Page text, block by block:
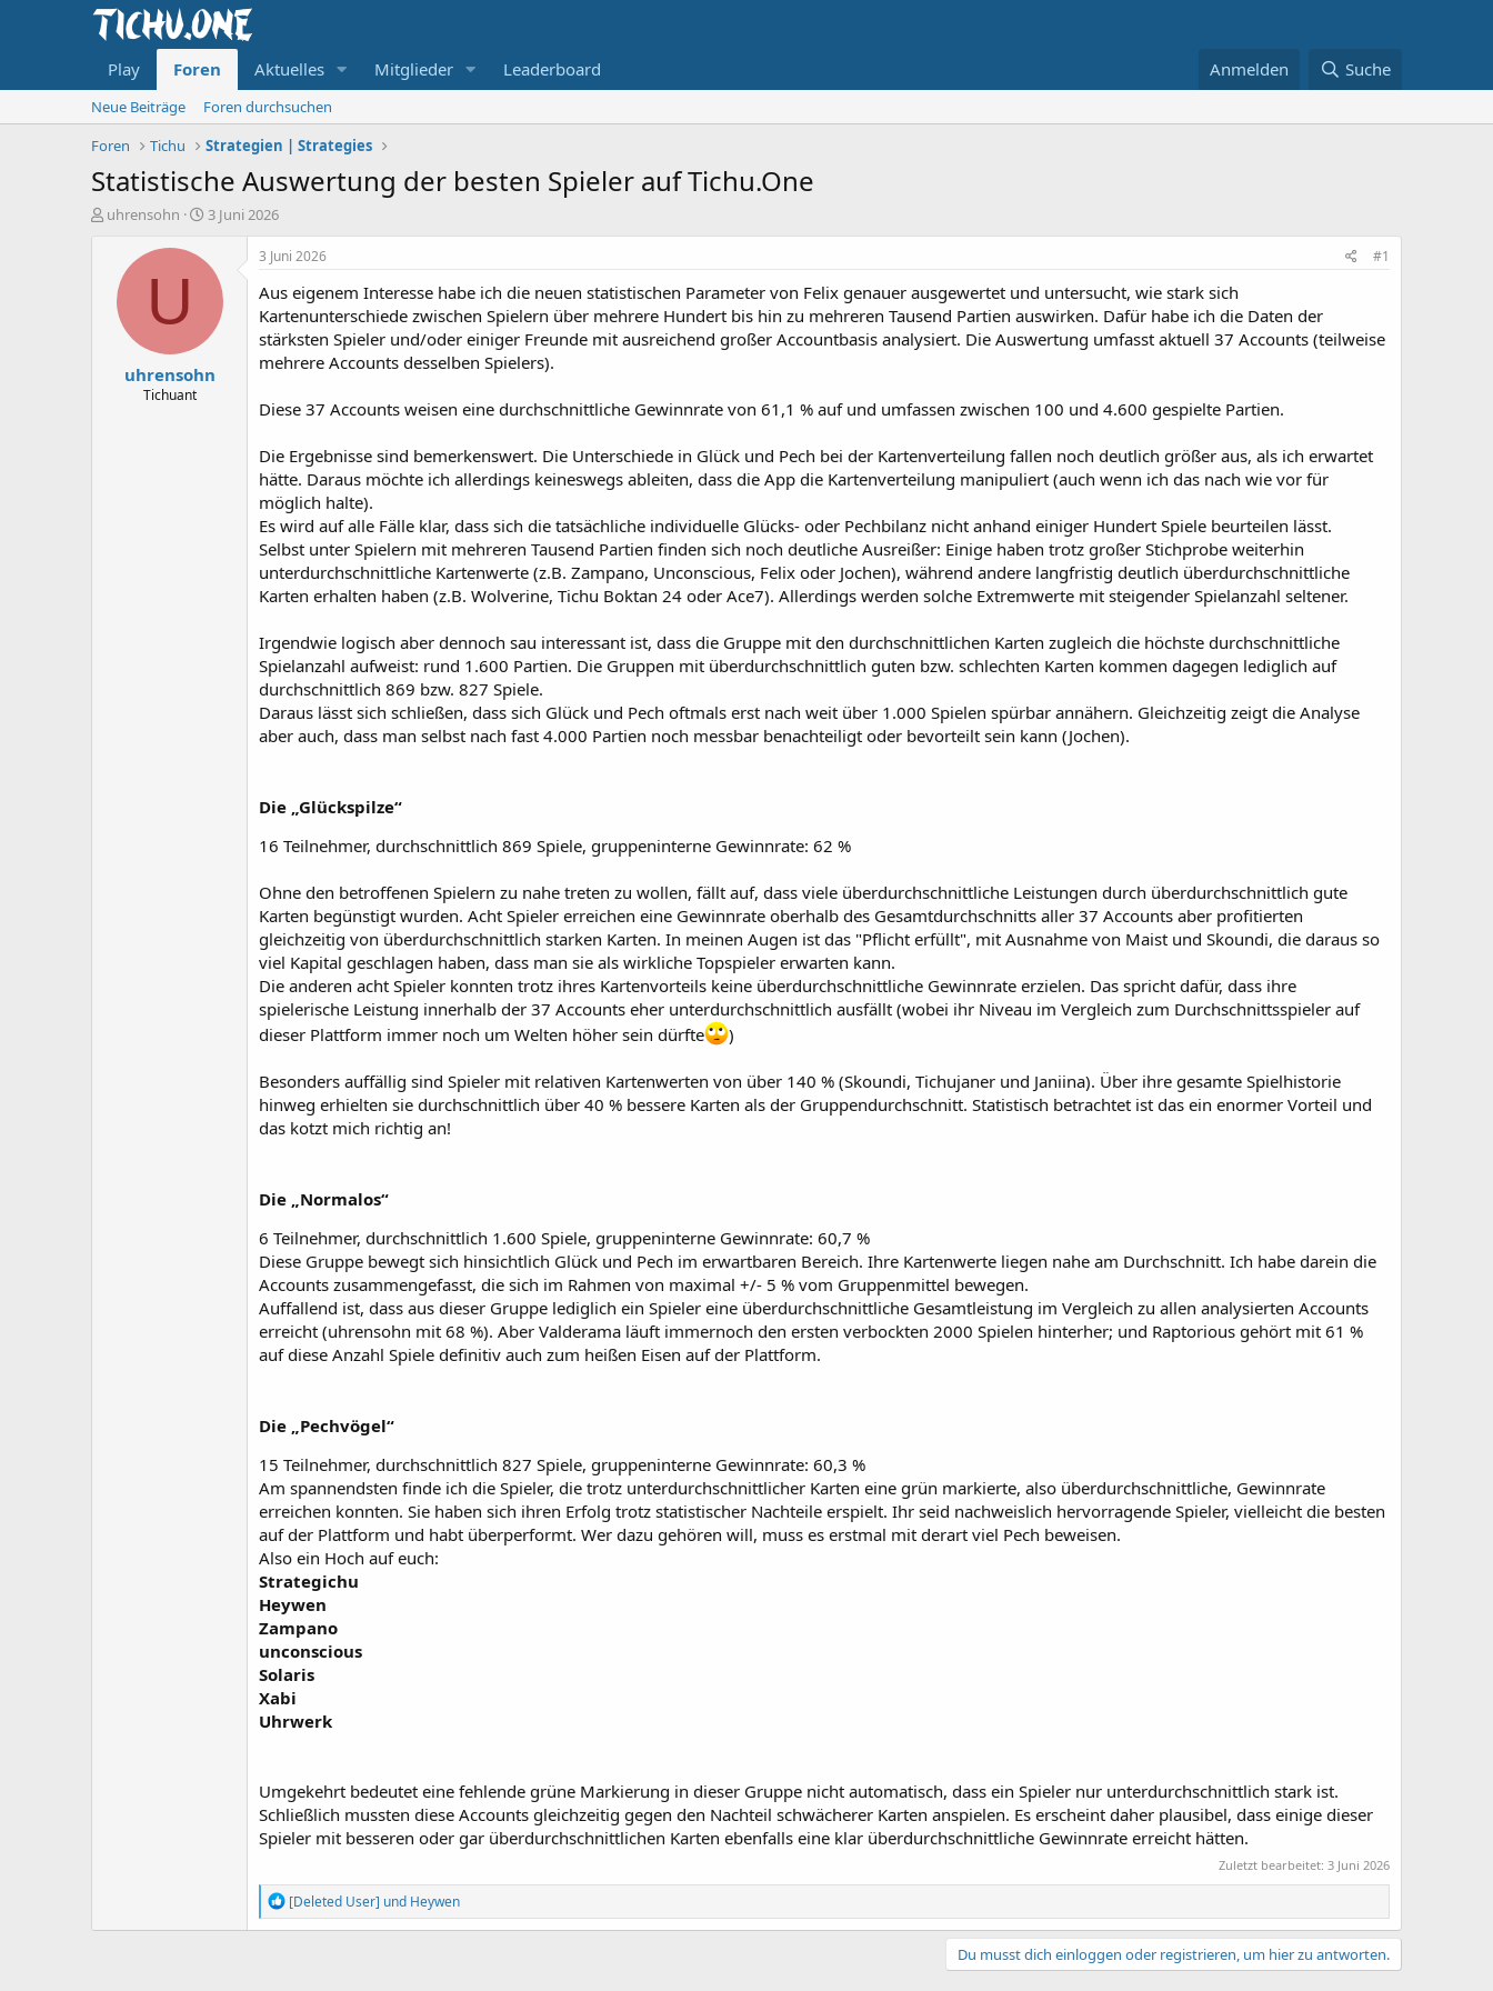
Play Foren Aktuelles Mitglieder Leaderboard Anmelden Suche
Neue Beiträge
Foren durchsuchen
Foren
Tichu Strategien | Strategies
Statistische Auswertung der besten Spieler auf Tichu.One
E
uhrensohn
E
t
l
a
3 Juni 2026
U
uhrensohn
Tichuant
3 Juni 2026 #1
Aus eigenem Interesse habe ich die neuen statistischen Parameter von Felix genauer ausgewertet und untersucht, wie stark sich
Kartenunterschiede zwischen Spielern über mehrere Hundert bis hin zu mehreren Tausend Partien auswirken. Dafür habe ich die Daten der
stärksten Spieler und/oder einiger Freunde mit ausreichend großer Accountbasis analysiert. Die Auswertung umfasst aktuell 37 Accounts (teilweise
mehrere Accounts desselben Spielers).
Diese 37 Accounts weisen eine durchschnittliche Gewinnrate von 61,1 % auf und umfassen zwischen 100 und 4.600 gespielte Partien.
Die Ergebnisse sind bemerkenswert. Die Unterschiede in Glück und Pech bei der Kartenverteilung fallen noch deutlich größer aus, als ich erwartet
hätte. Daraus möchte ich allerdings keineswegs ableiten, dass die App die Kartenverteilung manipuliert (auch wenn ich das nach wie vor für
möglich halte).
Es wird auf alle Fälle klar, dass sich die tatsächliche individuelle Glücks- oder Pechbilanz nicht anhand einiger Hundert Spiele beurteilen lässt.
Selbst unter Spielern mit mehreren Tausend Partien finden sich noch deutliche Ausreißer: Einige haben trotz großer Stichprobe weiterhin
unterdurchschnittliche Kartenwerte (z.B. Zampano, Unconscious, Felix oder Jochen), während andere langfristig deutlich überdurchschnittliche
Karten erhalten haben (z.B. Wolverine, Tichu Boktan 24 oder Ace7). Allerdings werden solche Extremwerte mit steigender Spielanzahl seltener.
Irgendwie logisch aber dennoch sau interessant ist, dass die Gruppe mit den durchschnittlichen Karten zugleich die höchste durchschnittliche
Spielanzahl aufweist: rund 1.600 Partien. Die Gruppen mit überdurchschnittlich guten bzw. schlechten Karten kommen dagegen lediglich auf
durchschnittlich 869 bzw. 827 Spiele.
Daraus lässt sich schließen, dass sich Glück und Pech oftmals erst nach weit über 1.000 Spielen spürbar annähern. Gleichzeitig zeigt die Analyse
aber auch, dass man selbst nach fast 4.000 Partien noch messbar benachteiligt oder bevorteilt sein kann (Jochen).
Die „Glückspilze“
16 Teilnehmer, durchschnittlich 869 Spiele, gruppeninterne Gewinnrate: 62 %
Ohne den betroffenen Spielern zu nahe treten zu wollen, fällt auf, dass viele überdurchschnittliche Leistungen durch überdurchschnittlich gute
Karten begünstigt wurden. Acht Spieler erreichen eine Gewinnrate oberhalb des Gesamtdurchschnitts aller 37 Accounts aber profitierten
gleichzeitig von überdurchschnittlich starken Karten. In meinen Augen ist das "Pflicht erfüllt", mit Ausnahme von Maist und Skoundi, die daraus so
viel Kapital geschlagen haben, dass man sie als wirkliche Topspieler erwarten kann.
Die anderen acht Spieler konnten trotz ihres Kartenvorteils keine überdurchschnittliche Gewinnrate erzielen. Das spricht dafür, dass ihre
spielerische Leistung innerhalb der 37 Accounts eher unterdurchschnittlich ausfällt (wobei ihr Niveau im Vergleich zum Durchschnittsspieler auf
dieser Plattform immer noch um Welten höher sein dürfte
)
Besonders auffällig sind Spieler mit relativen Kartenwerten von über 140 % (Skoundi, Tichujaner und Janiina). Über ihre gesamte Spielhistorie
hinweg erhielten sie durchschnittlich über 40 % bessere Karten als der Gruppendurchschnitt. Statistisch betrachtet ist das ein enormer Vorteil und
das kotzt mich richtig an!
Die „Normalos“
6 Teilnehmer, durchschnittlich 1.600 Spiele, gruppeninterne Gewinnrate: 60,7 %
Diese Gruppe bewegt sich hinsichtlich Glück und Pech im erwartbaren Bereich. Ihre Kartenwerte liegen nahe am Durchschnitt. Ich habe darein die
Accounts zusammengefasst, die sich im Rahmen von maximal +/- 5 % vom Gruppenmittel bewegen.
Auffallend ist, dass aus dieser Gruppe lediglich ein Spieler eine überdurchschnittliche Gesamtleistung im Vergleich zu allen analysierten Accounts
erreicht (uhrensohn mit 68 %). Aber Valderama läuft immernoch den ersten verbockten 2000 Spielen hinterher; und Raptorious gehört mit 61 %
auf diese Anzahl Spiele definitiv auch zum heißen Eisen auf der Plattform.
Die „Pechvögel“
15 Teilnehmer, durchschnittlich 827 Spiele, gruppeninterne Gewinnrate: 60,3 %
Am spannendsten finde ich die Spieler, die trotz unterdurchschnittlicher Karten eine grün markierte, also überdurchschnittliche, Gewinnrate
erreichen konnten. Sie haben sich ihren Erfolg trotz statistischer Nachteile erspielt. Ihr seid nachweislich hervorragende Spieler, vielleicht die besten
auf der Plattform und habt überperformt. Wer dazu gehören will, muss es erstmal mit derart viel Pech beweisen.
Also ein Hoch auf euch:
Strategichu
Heywen
Zampano
unconscious
Solaris
Xabi
Uhrwerk
Umgekehrt bedeutet eine fehlende grüne Markierung in dieser Gruppe nicht automatisch, dass ein Spieler nur unterdurchschnittlich stark ist.
Schließlich mussten diese Accounts gleichzeitig gegen den Nachteil schwächerer Karten anspielen. Es erscheint daher plausibel, dass einige dieser
Spieler mit besseren oder gar überdurchschnittlichen Karten ebenfalls eine klar überdurchschnittliche Gewinnrate erreicht hätten.
Zuletzt bearbeitet: 3 Juni 2026
R
e
a
[Deleted User] und Heywen
Du musst dich einloggen oder registrieren, um hier zu antworten.